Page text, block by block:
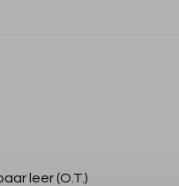
leer (O.T.)